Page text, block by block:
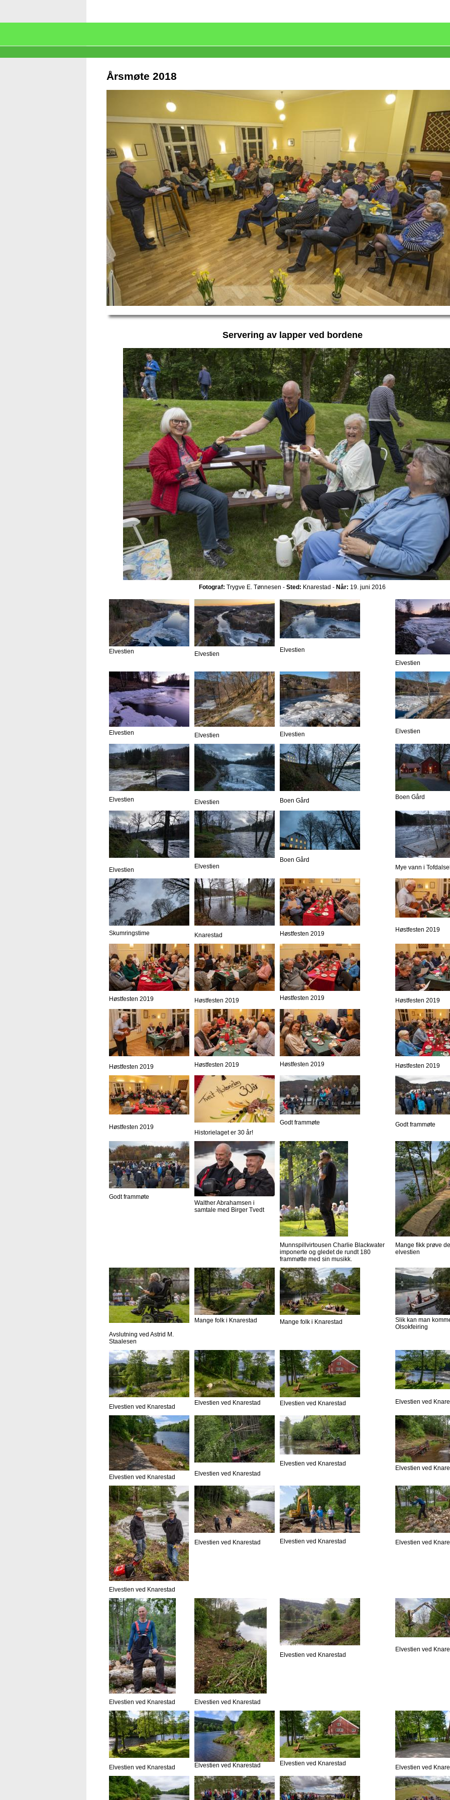
Årsmøte 2018
Servering av lapper ved bordene
Fotograf: Trygve E. Tønnesen - Sted: Knarestad - Når: 19. juni 2016
Elvestien Elvestien
Elvestien
Elvestien
Elvestien Elvestien Elvestien Elvestien
Elvestien Elvestien Boen Gård Boen Gård
Elvestien Elvestien
Boen Gård
Mye vann i
Skumringstime Knarestad Høstfesten 2019
Høstfesten 2019
Høstfesten 2019 Høstfesten 2019 Høstfesten 2019 Høstfesten 2019
Høstfesten 2019 Høstfesten 2019 Høstfesten 2019 Høstfesten 2019
Høstfesten 2019
Historielaget er 30 år!
Godt frammøte Godt frammøte
Godt frammøte
Walther Abrahamsen i
samtale med Birger Tvedt
Munnspillvirtousen Charlie Blackwater
imponerte og gledet de rundt 180
frammøtte med sin musikk.
Mange fikk prøve
elvestien
Avslutning ved Astrid M.
Staalesen
Mange folk i Knarestad Mange folk i Knarestad
Slik kan man
Olsokfeiring
Elvestien ved Knarestad
Elvestien ved Knarestad Elvestien ved Knarestad Elvestien ved
Elvestien ved Knarestad Elvestien ved Knarestad
Elvestien ved Knarestad
Elvestien ved
Elvestien ved Knarestad
Elvestien ved Knarestad Elvestien ved Knarestad Elvestien ved
Elvestien ved Knarestad Elvestien ved Knarestad
Elvestien ved Knarestad
Elvestien ved
Elvestien ved Knarestad Elvestien ved Knarestad Elvestien ved Knarestad
Elvestien ved